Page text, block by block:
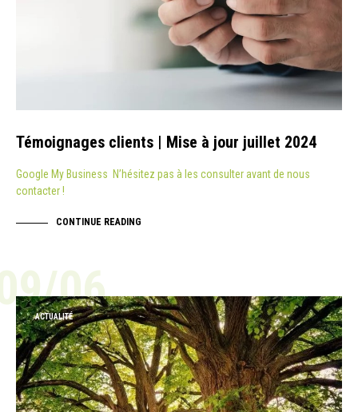
Témoignages clients | Mise à jour juillet 2024
Google My Business N’hésitez pas à les consulter avant de nous
contacter !
CONTINUE READING
06
ACTUALITÉ